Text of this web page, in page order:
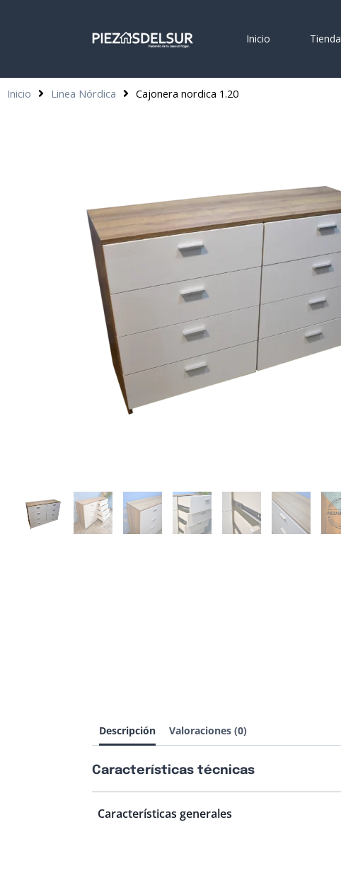
Inicio Tienda
Inicio Linea Nórdica Cajonera nordica 1.20
Descripción Valoraciones (0)
Características técnicas
Características generales